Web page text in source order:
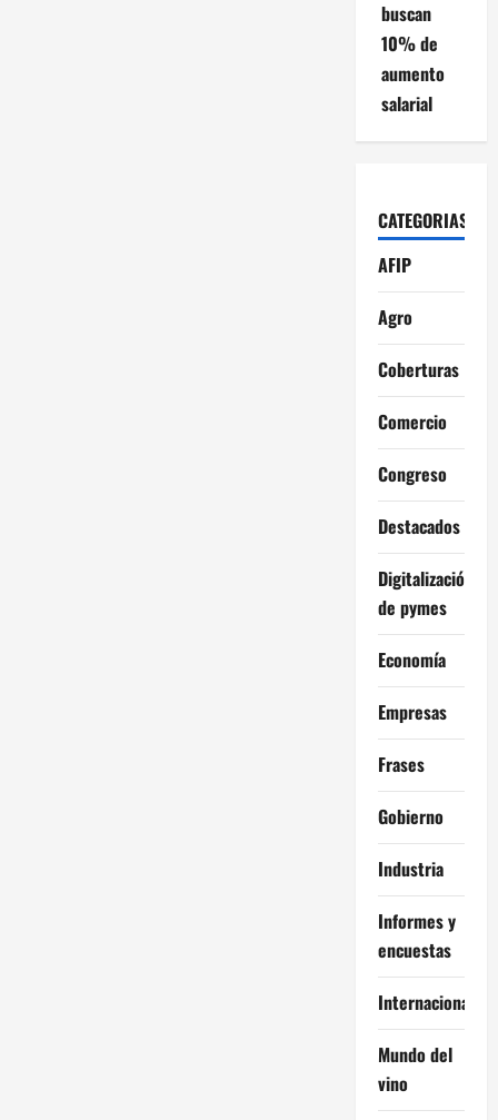
buscan
10% de
aumento
salarial
CATEGORIAS
AFIP
Agro
Coberturas
Comercio
Congreso
Destacados
Digitalización
de pymes
Economía
Empresas
Frases
Gobierno
Industria
Informes y
encuestas
Internacional
Mundo del
vino